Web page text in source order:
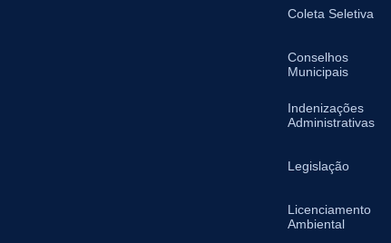
Coleta Seletiva
Conselhos
Municipais
Indenizações
Administrativas
Legislação
Licenciamento
Ambiental